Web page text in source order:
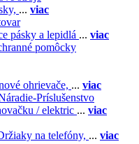
... viac
pásky a lepidlá ... viac
pomôcky
ohrievače, ... viac
Príslušenstvo
/ elektric ... viac
na telefóny, ... viac